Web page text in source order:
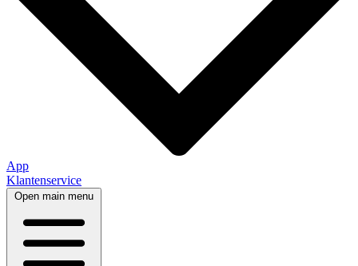
App
Klantenservice
Open main menu